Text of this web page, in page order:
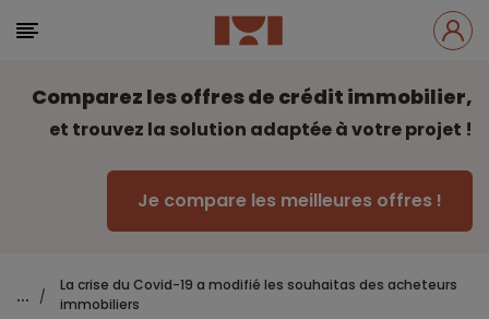
Comparez les offres de crédit immobilier,
et trouvez la solution adaptée à votre projet !
Je compare les meilleures offres !
... /
La crise du Covid-19 a modifié les souhaitas des acheteurs
immobiliers